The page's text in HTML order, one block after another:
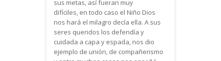
sus metas, así fueran muy
difíciles, en todo caso el Niño Dios
nos hará el milagro decía ella. A sus
seres queridos los defendía y
cuidada a capa y espada, nos dio
ejemplo de unión, de compañerismo